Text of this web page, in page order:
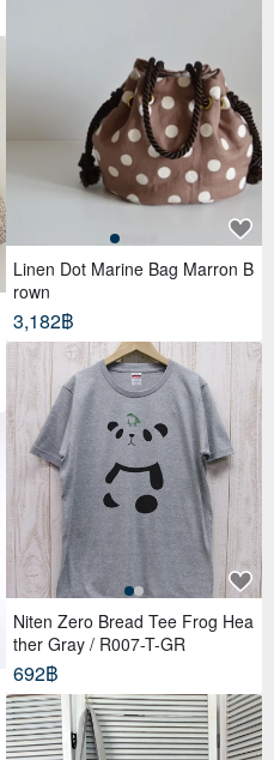
Linen Dot Marine Bag Marron B
rown
3,182฿
Niten Zero Bread Tee Frog Hea
ther Gray / R007-T-GR
692฿